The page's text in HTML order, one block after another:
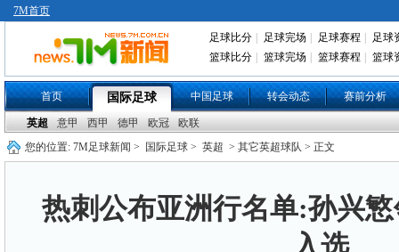
7M首页
足球比分 足球完场 足球赛程
足球
篮球比分
篮球完场 篮球赛程 篮球
首页 国际足球 中国足球 转会动态 赛前分析
英超 意甲 西甲 德甲 欧冠
欧联
您的位置: 7M足球新闻 > 国际足球 > 英超 > 其它英超球队 > 正文
热刺公布亚洲行名单:孙兴